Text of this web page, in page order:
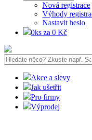
Nová registrace
Výhody
Nastavit heslo
0ks za 0 Kč
Akce a slevy
Jak ušetřit
Pro firmy
Výprodej